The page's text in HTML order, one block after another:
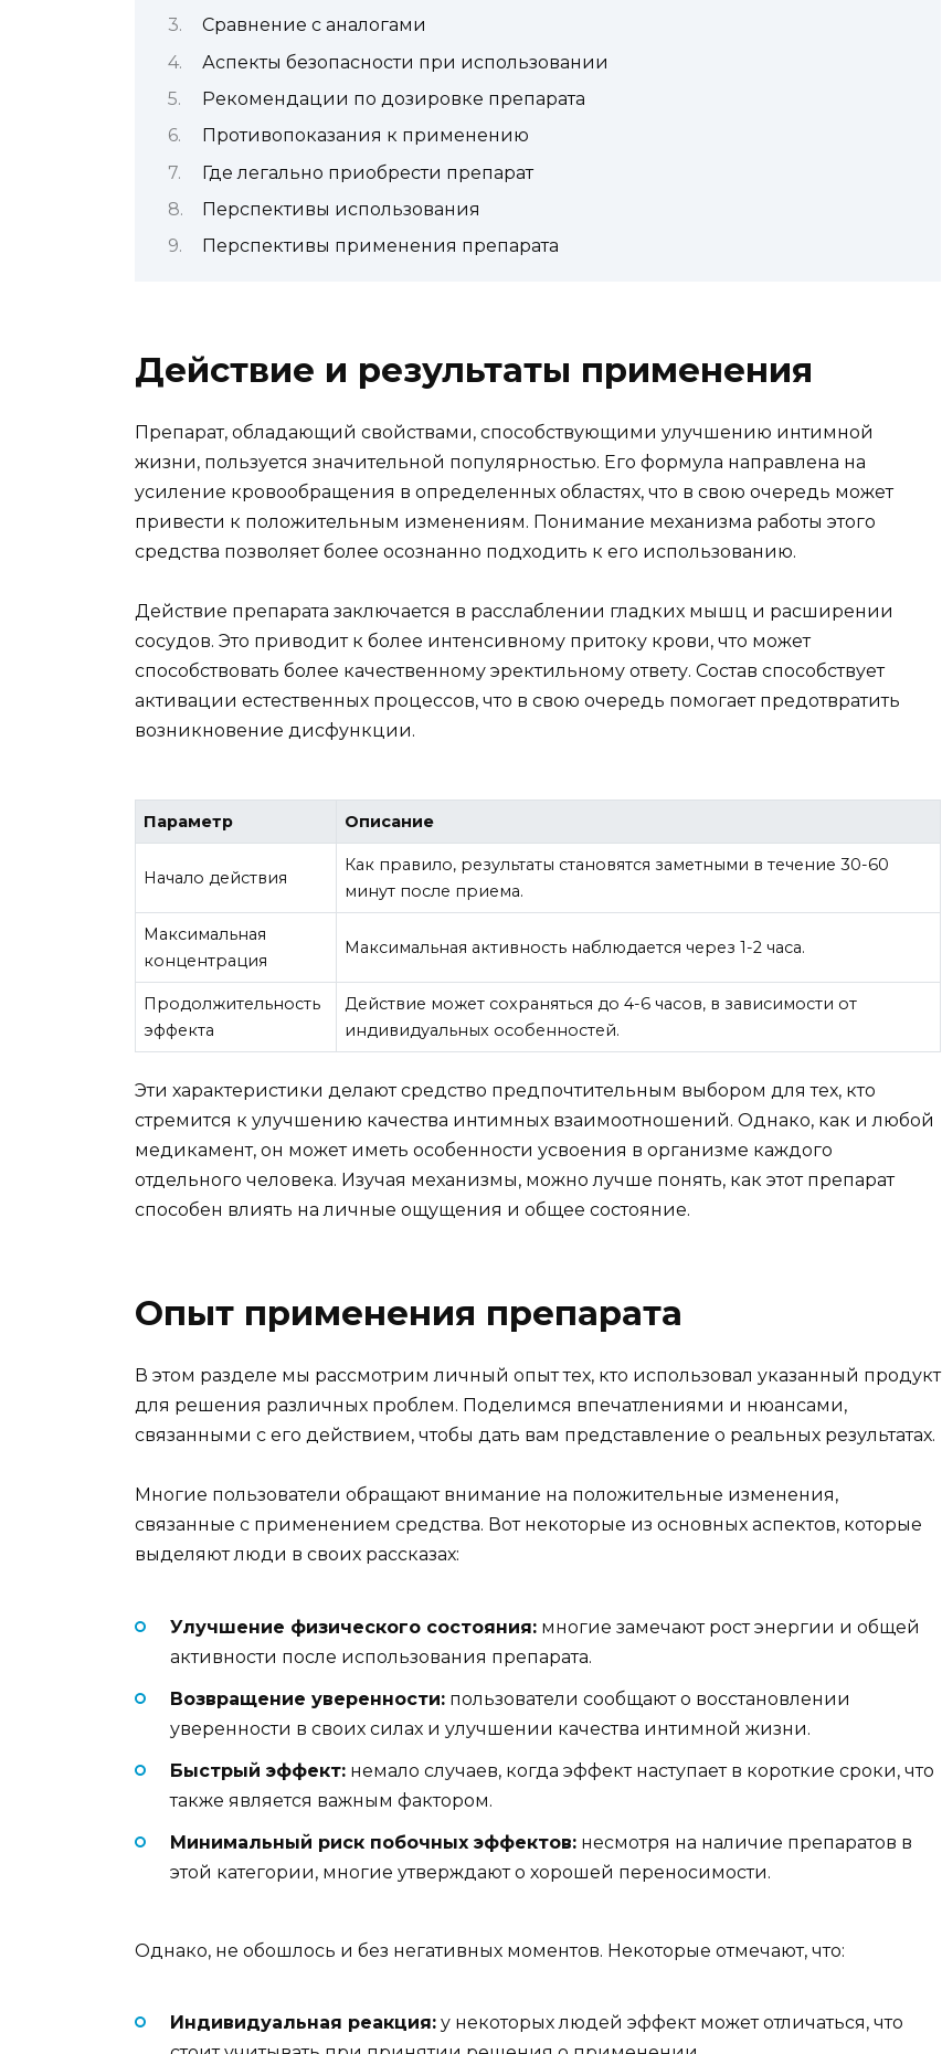
Сравнение с аналогами
Аспекты безопасности при использовании
Рекомендации по дозировке препарата
Противопоказания к применению
Где легально приобрести препарат
Перспективы использования
Перспективы применения препарата
Действие и результаты применения
Препарат, обладающий свойствами, способствующими улучшению интимной
жизни, пользуется значительной популярностью. Его формула направлена на
усиление кровообращения в определенных областях, что в свою очередь может
привести к положительным изменениям. Понимание механизма работы этого
средства позволяет более осознанно подходить к его использованию.
Действие препарата заключается в расслаблении гладких мышц и расширении
сосудов. Это приводит к более интенсивному притоку крови, что может
способствовать более качественному эректильному ответу. Состав способствует
активации естественных процессов, что в свою очередь помогает предотвратить
возникновение дисфункции.
Параметр Описание
Начало действия
Как правило, результаты становятся заметными в течение 30-60
минут после приема.
Максимальная
концентрация
Максимальная активность наблюдается через 1-2 часа.
Продолжительность
эффекта
Действие может сохраняться до 4-6 часов, в зависимости от
индивидуальных особенностей.
Эти характеристики делают средство предпочтительным выбором для тех, кто
стремится к улучшению качества интимных взаимоотношений. Однако, как и любой
медикамент, он может иметь особенности усвоения в организме каждого
отдельного человека. Изучая механизмы, можно лучше понять, как этот препарат
способен влиять на личные ощущения и общее состояние.
Опыт применения препарата
В этом разделе мы рассмотрим личный опыт тех, кто использовал указанный продукт
для решения различных проблем. Поделимся впечатлениями и нюансами,
связанными с его действием, чтобы дать вам представление о реальных результатах.
Многие пользователи обращают внимание на положительные изменения,
связанные с применением средства. Вот некоторые из основных аспектов, которые
выделяют люди в своих рассказах:
Улучшение физического состояния: многие замечают рост энергии и общей
активности после использования препарата.
Возвращение уверенности: пользователи сообщают о восстановлении
уверенности в своих силах и улучшении качества интимной жизни.
Быстрый эффект: немало случаев, когда эффект наступает в короткие сроки, что
также является важным фактором.
Минимальный риск побочных эффектов: несмотря на наличие препаратов в
этой категории, многие утверждают о хорошей переносимости.
Однако, не обошлось и без негативных моментов. Некоторые отмечают, что:
Индивидуальная реакция: у некоторых людей эффект может отличаться, что